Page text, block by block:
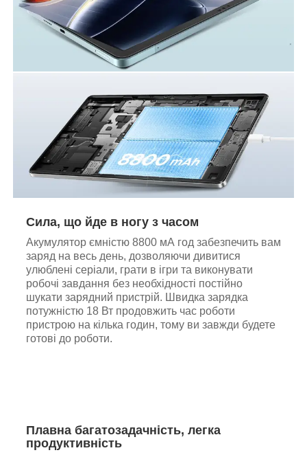
Сила, що йде в ногу з часом
Акумулятор ємністю 8800 мА год забезпечить вам
заряд на весь день, дозволяючи дивитися
улюблені серіали, грати в ігри та виконувати
робочі завдання без необхідності постійно
шукати зарядний пристрій. Швидка зарядка
потужністю 18 Вт продовжить час роботи
пристрою на кілька годин, тому ви завжди будете
готові до роботи.
Плавна багатозадачність, легка
продуктивність